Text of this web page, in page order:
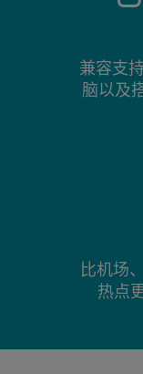
兼容支
脑以及
比机场
热点